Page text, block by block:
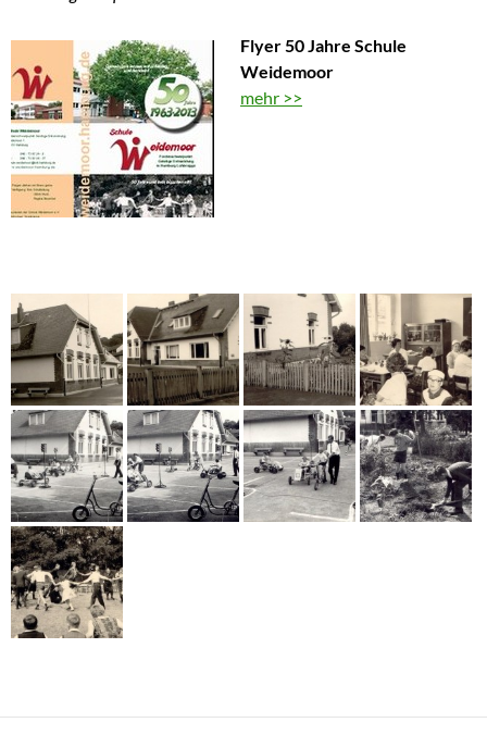
Flyer 50 Jahre Schule
Weidemoor
mehr >>